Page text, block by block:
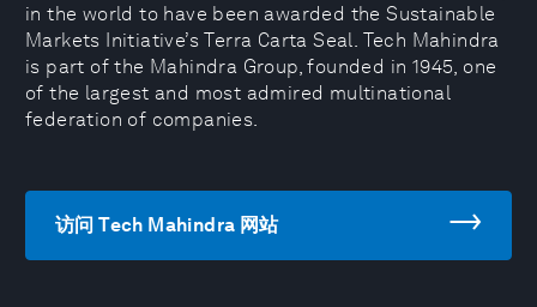
in the world to have been awarded the Sustainable
Markets Initiative’s Terra Carta Seal. Tech Mahindra
is part of the Mahindra Group, founded in 1945, one
of the largest and most admired multinational
federation of companies.
访问 Tech Mahindra 网站